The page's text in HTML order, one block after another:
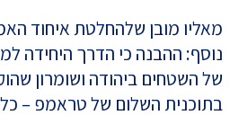
מאליו מובן שלהחלטת איחוד
נוסף: ההבנה כי הדרך היחידה
של השטחים ביהודה ושומרון